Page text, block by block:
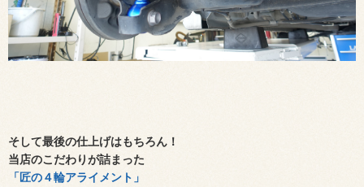
そして最後の仕上げはもちろん！
当店のこだわりが詰まった
「匠の４輪アライメント」